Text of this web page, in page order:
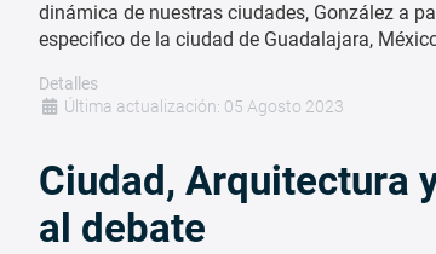
dinámica de nuestras ciudades, González a
especifico de la ciudad de Guadalajara,
Detalles
Última actualización: 05 Agosto 2023
Ciudad, Arquitectura
al debate